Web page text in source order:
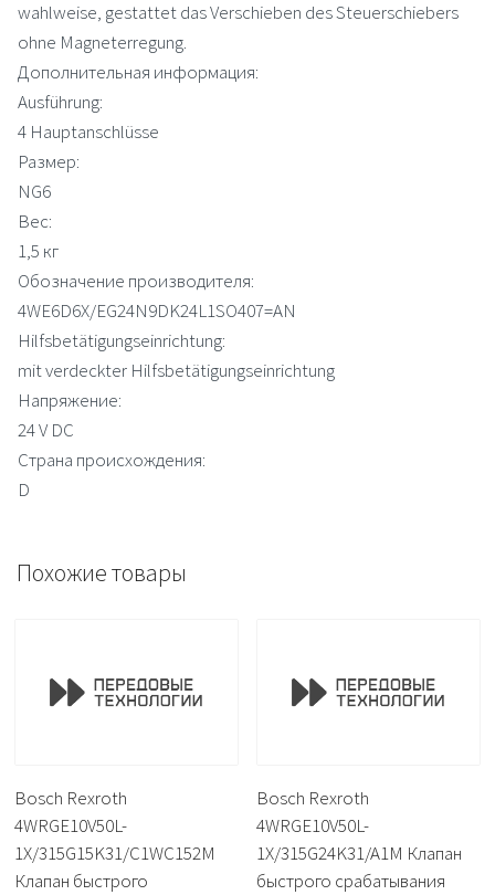
wahlweise, gestattet das Verschieben des Steuerschiebers
ohne Magneterregung.
Дополнительная информация:
Ausführung:
4 Hauptanschlüsse
Размер:
NG6
Вес:
1,5 кг
Обозначение производителя:
4WE6D6X/EG24N9DK24L1SO407=AN
Hilfsbetätigungseinrichtung:
mit verdeckter Hilfsbetätigungseinrichtung
Напряжение:
24 V DC
Страна происхождения:
D
Похожие товары
Bosch Rexroth
4WRGE10V50L-
1X/315G15K31/C1WC152M
Клапан быстрого
Bosch Rexroth
4WRGE10V50L-
1X/315G24K31/A1M Клапан
быстрого срабатывания